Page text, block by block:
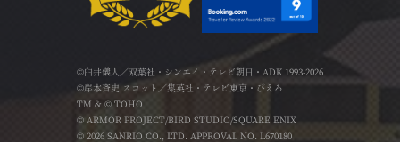
©臼井儀人／双葉社・シンエイ・テレビ朝日・ADK 1993-2026
©岸本斉史 スコット／集英社・テレビ東京・ぴえろ
TM & © TOHO
© ARMOR PROJECT/BIRD STUDIO/SQUARE ENIX
© 2026 SANRIO CO., LTD. APPROVAL NO. L670180